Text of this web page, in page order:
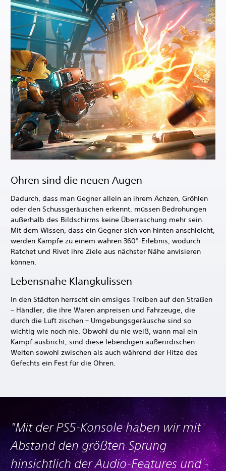
Ohren sind die neuen Augen
Dadurch, dass man Gegner allein an ihrem Ächzen, Gröhlen
oder den Schussgeräuschen erkennt, müssen Bedrohungen
außerhalb des Bildschirms keine Überraschung mehr sein.
Mit dem Wissen, dass ein Gegner sich von hinten anschleicht,
werden Kämpfe zu einem wahren 360°-Erlebnis, wodurch
Ratchet und Rivet ihre Ziele aus nächster Nähe anvisieren
können.
Lebensnahe Klangkulissen
In den Städten herrscht ein emsiges Treiben auf den Straßen
– Händler, die ihre Waren anpreisen und Fahrzeuge, die
durch die Luft zischen – Umgebungsgeräusche sind so
wichtig wie noch nie. Obwohl du nie weiß, wann mal ein
Kampf ausbricht, sind diese lebendigen außerirdischen
Welten sowohl zwischen als auch während der Hitze des
Gefechts ein Fest für die Ohren.
"Mit der PS5-Konsole haben wir mit
Abstand den größten Sprung
hinsichtlich der Audio-Features und -